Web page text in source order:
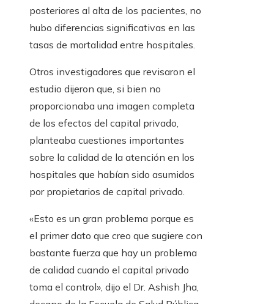
posteriores al alta de los pacientes, no
hubo diferencias significativas en las
tasas de mortalidad entre hospitales.
Otros investigadores que revisaron el
estudio dijeron que, si bien no
proporcionaba una imagen completa
de los efectos del capital privado,
planteaba cuestiones importantes
sobre la calidad de la atención en los
hospitales que habían sido asumidos
por propietarios de capital privado.
«Esto es un gran problema porque es
el primer dato que creo que sugiere con
bastante fuerza que hay un problema
de calidad cuando el capital privado
toma el control», dijo el Dr. Ashish Jha,